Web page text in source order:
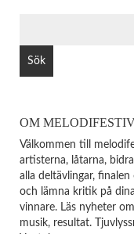
OM
Välkommen till
artisterna, låtarna,
alla deltävlingar,
och lämna kritik på
vinnare. Läs nyheter
musik, resultat.